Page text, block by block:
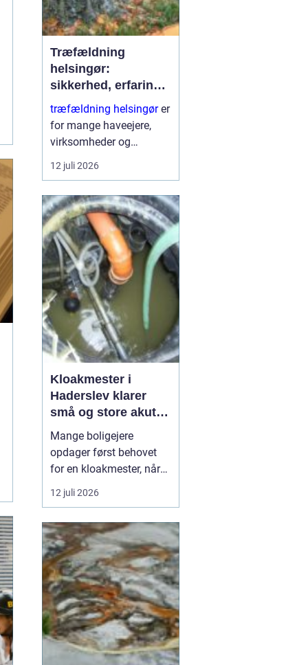
Træfældning
helsingør:
sikkerhed, erfaring
og gode løsninger i
nordsjælland
træfældning helsingører
for mange haveejere,
virksomheder og
grundejerforeninger et
nødvendigt skridt for at
sikre og pæne. Når et
træ bliver for højt, sygt
e...
12 juli 2026
Kloakmester i
Haderslev klarer
små og store akutte
opgaver
Mange boligejere
opdager først behovet
for en kloakmester, når
uheldet er ude. Vand i
kælderen, lugtgener fra
kloakken er nogle af de
typiske signaler. En
autoriseret kloakmester
kan hj&ael...
12 juli 2026